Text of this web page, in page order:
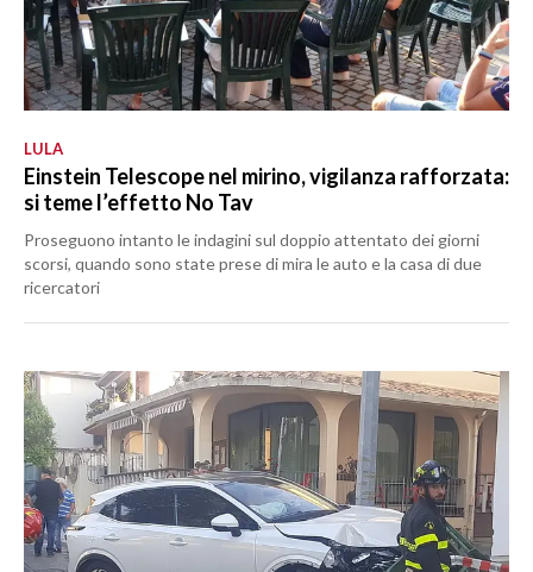
LULA
Einstein Telescope nel mirino, vigilanza rafforzata:
si teme l’effetto No Tav
Proseguono intanto le indagini sul doppio attentato dei giorni
scorsi, quando sono state prese di mira le auto e la casa di due
ricercatori